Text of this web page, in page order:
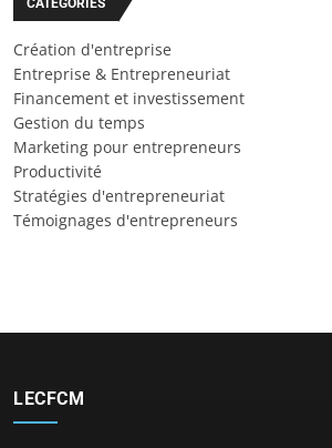
CATÉGORIES
Création d'entreprise
Entreprise & Entrepreneuriat
Financement et investissement
Gestion du temps
Marketing pour entrepreneurs
Productivité
Stratégies d'entrepreneuriat
Témoignages d'entrepreneurs
LECFCM